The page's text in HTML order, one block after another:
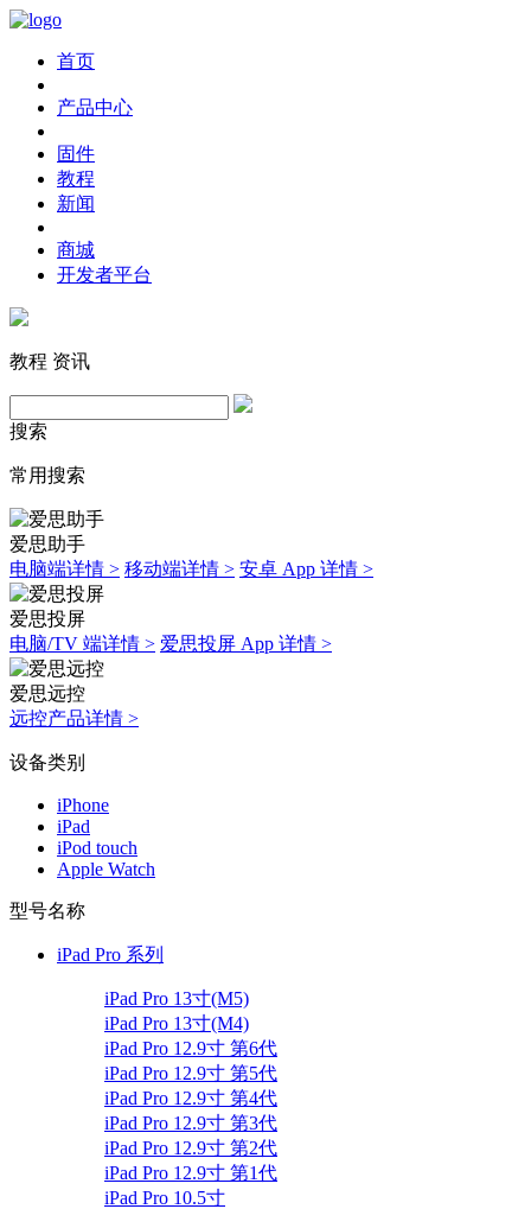
首页
产品中心
固件
教程
新闻
商城
开发者平台
教程 资讯
搜索
常用搜索
爱思助手
电脑端详情 > 移动端详情 > 安卓 App 详情 >
爱思投屏
电脑/TV 端详情 > 爱思投屏 App 详情 >
爱思远控
远控产品详情 >
设备类别
iPhone
iPad
iPod touch
Apple Watch
型号名称
iPad Pro 系列
iPad Pro 13寸(M5)
iPad Pro 13寸(M4)
iPad Pro 12.9寸 第6代
iPad Pro 12.9寸 第5代
iPad Pro 12.9寸 第4代
iPad Pro 12.9寸 第3代
iPad Pro 12.9寸 第2代
iPad Pro 12.9寸 第1代
iPad Pro 10.5寸